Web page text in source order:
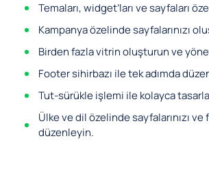
Temaları, widget’ları ve sayfaları
Kampanya özelinde sayfalarınızı
Birden fazla vitrin oluşturun ve
Footer sihirbazı ile tek adımda
Tut-sürükle işlemi ile kolayca
Ülke ve dil özelinde sayfalarınızı ve
düzenleyin.